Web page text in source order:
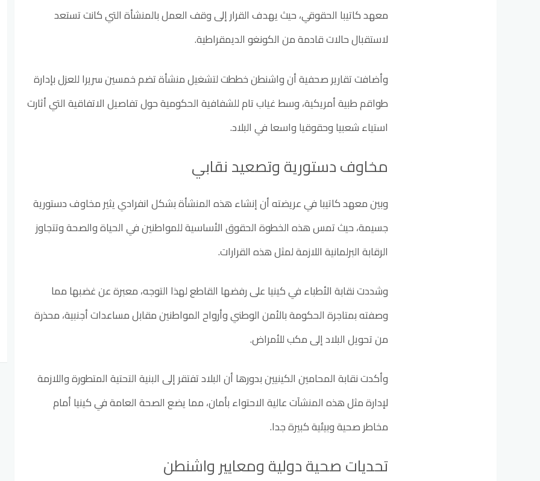
معهد كاتيبا الحقوقي، حيث يهدف القرار إلى وقف العمل بالمنشأة التي كانت تستعد
لاستقبال حالات قادمة من الكونغو الديمقراطية.
وأضافت تقارير صحفية أن واشنطن خططت لتشغيل منشأة تضم خمسين سريرا للعزل بإدارة
طواقم طبية أمريكية، وسط غياب تام للشفافية الحكومية حول تفاصيل الاتفاقية التي أثارت
استياء شعبيا وحقوقيا واسعا في البلاد.
مخاوف دستورية وتصعيد نقابي
وبين معهد كاتيبا في عريضته أن إنشاء هذه المنشأة بشكل انفرادي يثير مخاوف دستورية
جسيمة، حيث تمس هذه الخطوة الحقوق الأساسية للمواطنين في الحياة والصحة وتتجاوز
الرقابة البرلمانية اللازمة لمثل هذه القرارات.
وشددت نقابة الأطباء في كينيا على رفضها القاطع لهذا التوجه، معبرة عن غضبها مما
وصفته بمتاجرة الحكومة بالأمن الوطني وأرواح المواطنين مقابل مساعدات أجنبية، محذرة
من تحويل البلاد إلى مكب للأمراض.
وأكدت نقابة المحامين الكينيين بدورها أن البلاد تفتقر إلى البنية التحتية المتطورة واللازمة
لإدارة مثل هذه المنشآت عالية الاحتواء بأمان، مما يضع الصحة العامة في كينيا أمام
مخاطر صحية وبيئية كبيرة جدا.
تحديات صحية دولية ومعايير واشنطن